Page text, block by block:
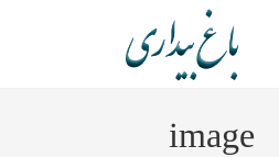
image